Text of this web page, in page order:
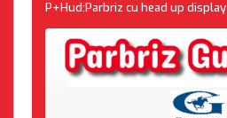
P+Hud:Parbriz cu head up display